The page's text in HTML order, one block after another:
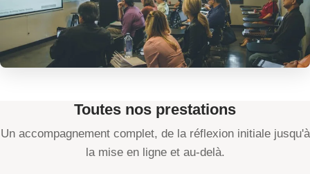
Toutes nos prestations
Un accompagnement complet, de la réflexion initiale jusqu'à
la mise en ligne et au-delà.